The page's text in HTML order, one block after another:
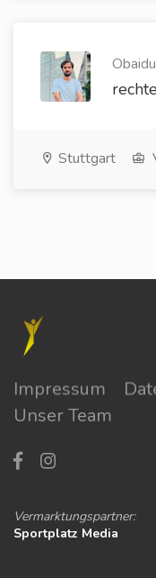
Stuttgart
Impressum
Unser Team
Vermarktungspartner:
Sportplatz Media